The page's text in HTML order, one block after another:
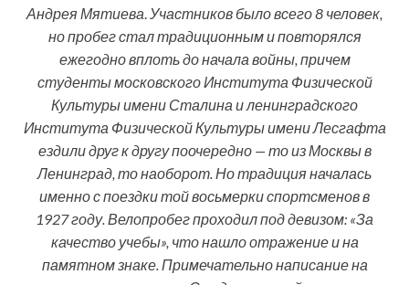
Андрея Мятиева.Участников было всего 8 человек,
но пробег стал традиционным и повторялся
ежегодно вплоть до начала войны, причем
студенты московского Института Физической
Культуры имени Сталина и ленинградского
Института Физической Культуры имени Лесгафта
ездили друг к другу поочередно — то из Москвы в
Ленинград, то наоборот. Но традиция началась
именно с поездки той восьмерки спортсменов в
1927 году. Велопробег проходил под девизом: «За
качество учебы», что нашло отражение и на
памятном знаке. Примечательно написание на